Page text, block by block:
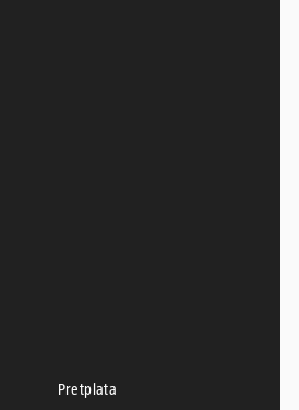
Pretplata